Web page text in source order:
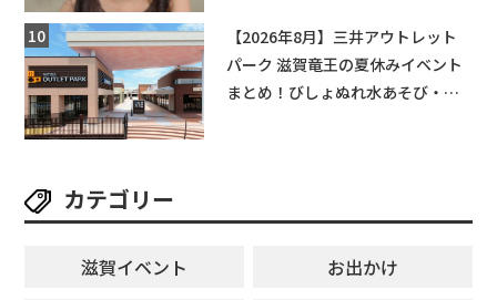
【2026年8月】三井アウトレット
パーク 滋賀竜王の夏休みイベント
まとめ！びしょぬれ水あそび・激
カテゴリー
滋賀イベント
お出かけ